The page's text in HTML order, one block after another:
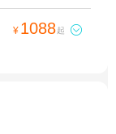
¥ 1088起 